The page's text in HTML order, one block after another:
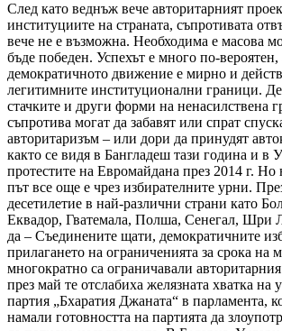
След като веднъж вече авторитарният
институциите на страната, съпротивата
вече не е възможна. Необходима е масова
бъде победен. Успехът е много по-вероятен,
демократичното движение е мирно и
легитимните институционални граници.
стачките и други форми на ненасилствена
съпротива могат да забавят или спрат
авторитаризъм – или дори да принудят
както се видя в Бангладеш тази година и в
протестите на Евромайдана през 2014 г.
път все още е чрез избирателните урни.
десетилетие в най-различни страни като
Еквадор, Гватемала, Полша, Сенегал, Шри
да – Съединените щати, демократичните
прилагането на ограниченията за срока на
многократно са ограничавали
през май те отслабиха желязната хватка на
партия „Бхаратия Джаната“ в парламента,
намали готовността на партията да